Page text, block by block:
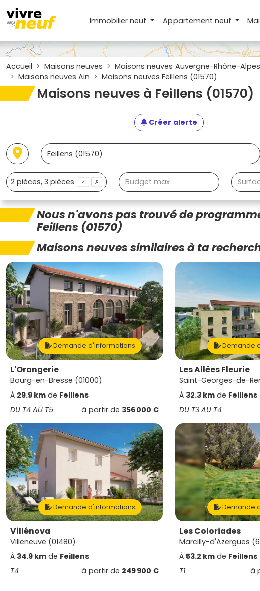
Immobilier neuf Appartement neuf
Accueil Maisons neuves
Maisons neuves Auvergne-Rhône-Alpes
Maisons neuves Ain
Maisons neuves Feillens (01570)
Maisons neuves à Feillens (01570)
Créer alerte
✓ ✗
Nous n'avons pas trouvé de
Feillens (01570)
Maisons neuves similaires à ta
Demande d'informations
L'Orangerie
Bourg-en-Bresse (01000)
À 29.9 km de Feillens
DU T4 AU T5
à partir de 356 000 €
Demande
Les Allées Fleurie
Saint-Georges-de-
À 32.3 km de Feillens
DU T3 AU T4
Demande d'informations
Villénova
Villeneuve (01480)
À 34.9 km de Feillens
T4
à partir de 249 900 €
Demande
Les Coloriades
Marcilly-d'Azergues
À 53.2 km de Feillens
T1
à